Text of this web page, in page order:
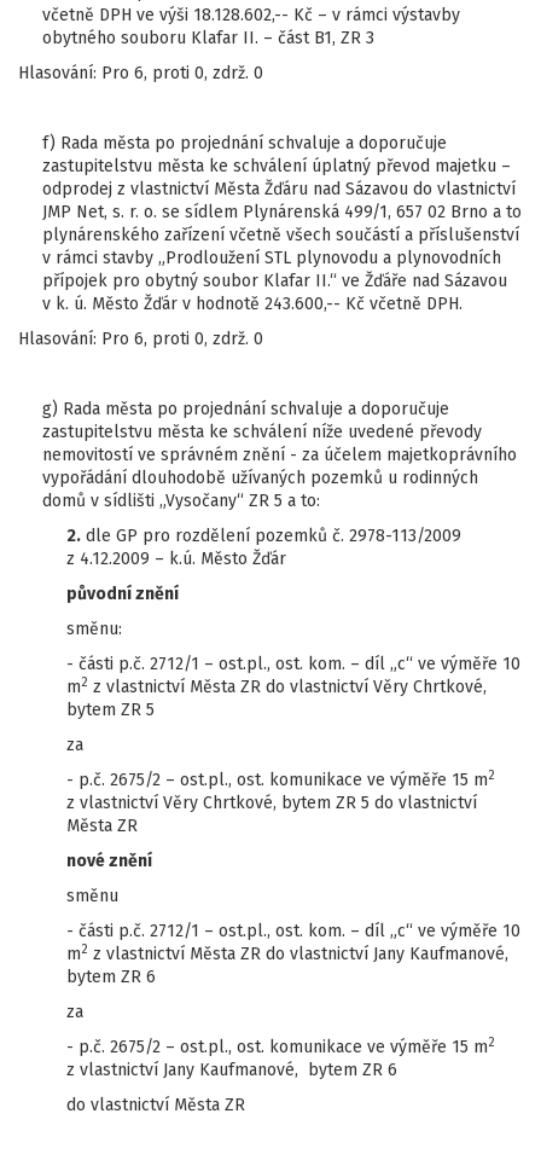
včetně DPH ve výši 18.128.602,-- Kč – v rámci výstavby
obytného souboru Klafar II. – část B1, ZR 3
Hlasování: Pro 6, proti 0, zdrž. 0
f) Rada města po projednání schvaluje a doporučuje
zastupitelstvu města ke schválení úplatný převod majetku –
odprodej z vlastnictví Města Žďáru nad Sázavou do vlastnictví
JMP Net, s. r. o. se sídlem Plynárenská 499/1, 657 02 Brno a to
plynárenského zařízení včetně všech součástí a příslušenství
v rámci stavby „Prodloužení STL plynovodu a plynovodních
přípojek pro obytný soubor Klafar II.“ ve Žďáře nad Sázavou
v k. ú. Město Žďár v hodnotě 243.600,-- Kč včetně DPH.
Hlasování: Pro 6, proti 0, zdrž. 0
g) Rada města po projednání schvaluje a doporučuje
zastupitelstvu města ke schválení níže uvedené převody
nemovitostí ve správném znění - za účelem majetkoprávního
vypořádání dlouhodobě užívaných pozemků u rodinných
domů v sídlišti „Vysočany“ ZR 5 a to:
2. dle GP pro rozdělení pozemků č. 2978-113/2009
z 4.12.2009 – k.ú. Město Žďár
původní znění
směnu:
- části p.č. 2712/1 – ost.pl., ost. kom. – díl „c“ ve výměře 10
m2 z vlastnictví Města ZR do vlastnictví Věry Chrtkové,
bytem ZR 5
za
- p.č. 2675/2 – ost.pl., ost. komunikace ve výměře 15 m2
z vlastnictví Věry Chrtkové, bytem ZR 5 do vlastnictví
Města ZR
nové znění
směnu
- části p.č. 2712/1 – ost.pl., ost. kom. – díl „c“ ve výměře 10
m2 z vlastnictví Města ZR do vlastnictví Jany Kaufmanové,
bytem ZR 6
za
- p.č. 2675/2 – ost.pl., ost. komunikace ve výměře 15 m2
z vlastnictví Jany Kaufmanové, bytem ZR 6
do vlastnictví Města ZR